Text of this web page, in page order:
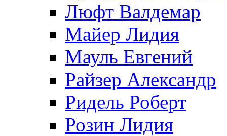
Люфт Валдемaр
Майер Лидия
Мауль Евгений
Райзер Александр
Ридель Роберт
Розин Лидия